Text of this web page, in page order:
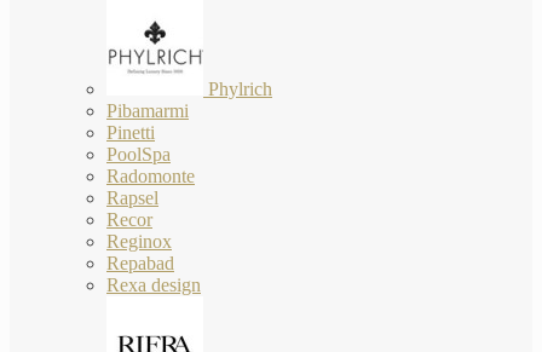
Phylrich
Pibamarmi
Pinetti
PoolSpa
Radomonte
Rapsel
Recor
Reginox
Repabad
Rexa design